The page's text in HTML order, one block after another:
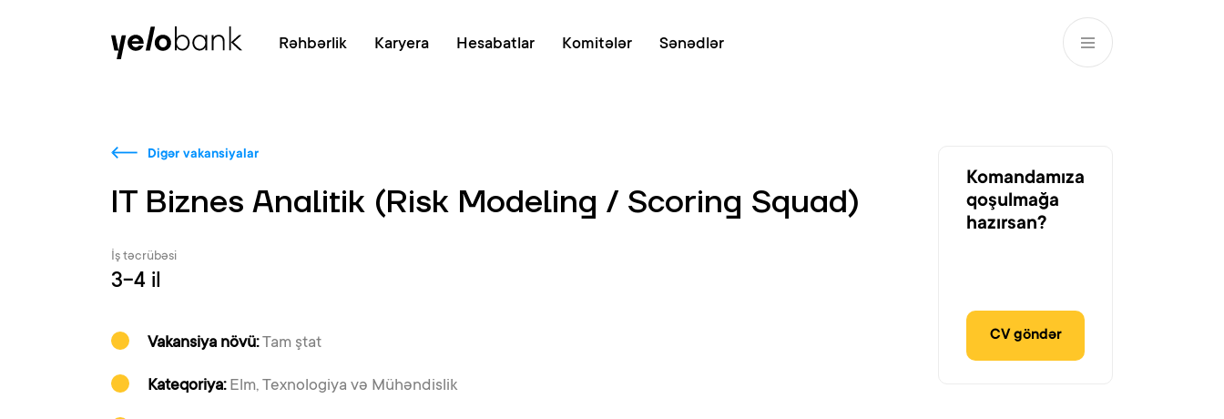
AZ
Rəhbərlik Karyera Hesabatlar Komitələr Sənədlər
Digər vakansiyalar
IT Biznes Analitik (Risk Modeling / Scoring Squad)
İş təcrübəsi
3-4 il
Vakansiya növü:Tam ştat
Kateqoriya:Elm, Texnologiya və Mühəndislik
Komandamıza
qoşulmağa
hazırsan?
CV göndər